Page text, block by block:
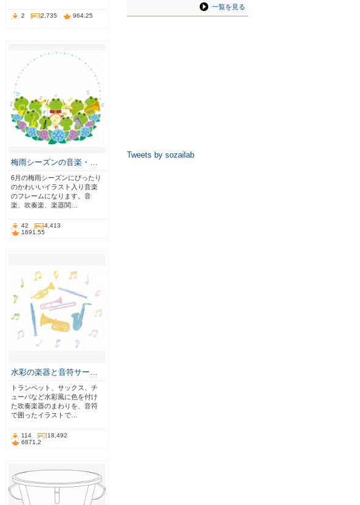
2 2,735 964.25
梅雨シーズンの音楽・…
6月の梅雨シーズンにぴったり
のかわいいイラスト入り音楽
のフレームになります。音
楽、吹奏楽、楽器関…
42
4,413
1691.55
水彩の楽器と音符サー…
トランペット、サックス、チ
ューバなど水彩風に色を付け
た吹奏楽器のまわりを、音符
で囲ったイラストで…
114
18,492
6871.2
一覧を見る
Tweets by sozailab